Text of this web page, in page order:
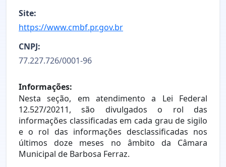
Site:
https://www.cmbf.pr.gov.br
CNPJ:
77.227.726/0001-96
Informações:
Nesta seção, em atendimento a Lei Federal
12.527/20211, são divulgados o rol das
informações classificadas em cada grau de sigilo
e o rol das informações desclassificadas nos
últimos doze meses no âmbito da Câmara
Municipal de Barbosa Ferraz.